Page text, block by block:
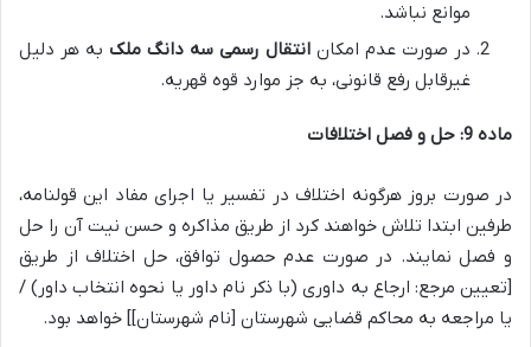
موانع نباشد.
در صورت عدم امکان انتقال رسمی سه دانگ ملک به هر دلیل
غیرقابل رفع قانونی، به جز موارد قوه قهریه.
ماده 9: حل و فصل اختلافات
در صورت بروز هرگونه اختلاف در تفسیر یا اجرای مفاد این قولنامه،
طرفین ابتدا تلاش خواهند کرد از طریق مذاکره و حسن نیت آن را حل
و فصل نمایند. در صورت عدم حصول توافق، حل اختلاف از طریق
[تعیین مرجع: ارجاع به داوری (با ذکر نام داور یا نحوه انتخاب داور) /
یا مراجعه به محاکم قضایی شهرستان [نام شهرستان]] خواهد بود.